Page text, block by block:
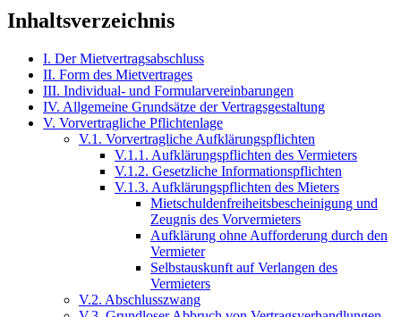
Inhaltsverzeichnis
I. Der Mietvertragsabschluss
II. Form des Mietvertrages
III. Individual- und Formularvereinbarungen
IV. Allgemeine Grundsätze der Vertragsgestaltung
V. Vorvertragliche Pflichtenlage
V.1. Vorvertragliche Aufklärungspflichten
V.1.1. Aufklärungspflichten des Vermieters
V.1.2. Gesetzliche Informationspflichten
V.1.3. Aufklärungspflichten des Mieters
Mietschuldenfreiheitsbescheinigung und
Zeugnis des Vorvermieters
Aufklärung ohne Aufforderung durch den
Vermieter
Selbstauskunft auf Verlangen des
Vermieters
V.2. Abschlusszwang